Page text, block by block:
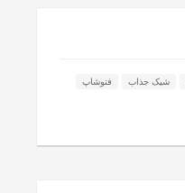
شیک جذاب فتوشاپ